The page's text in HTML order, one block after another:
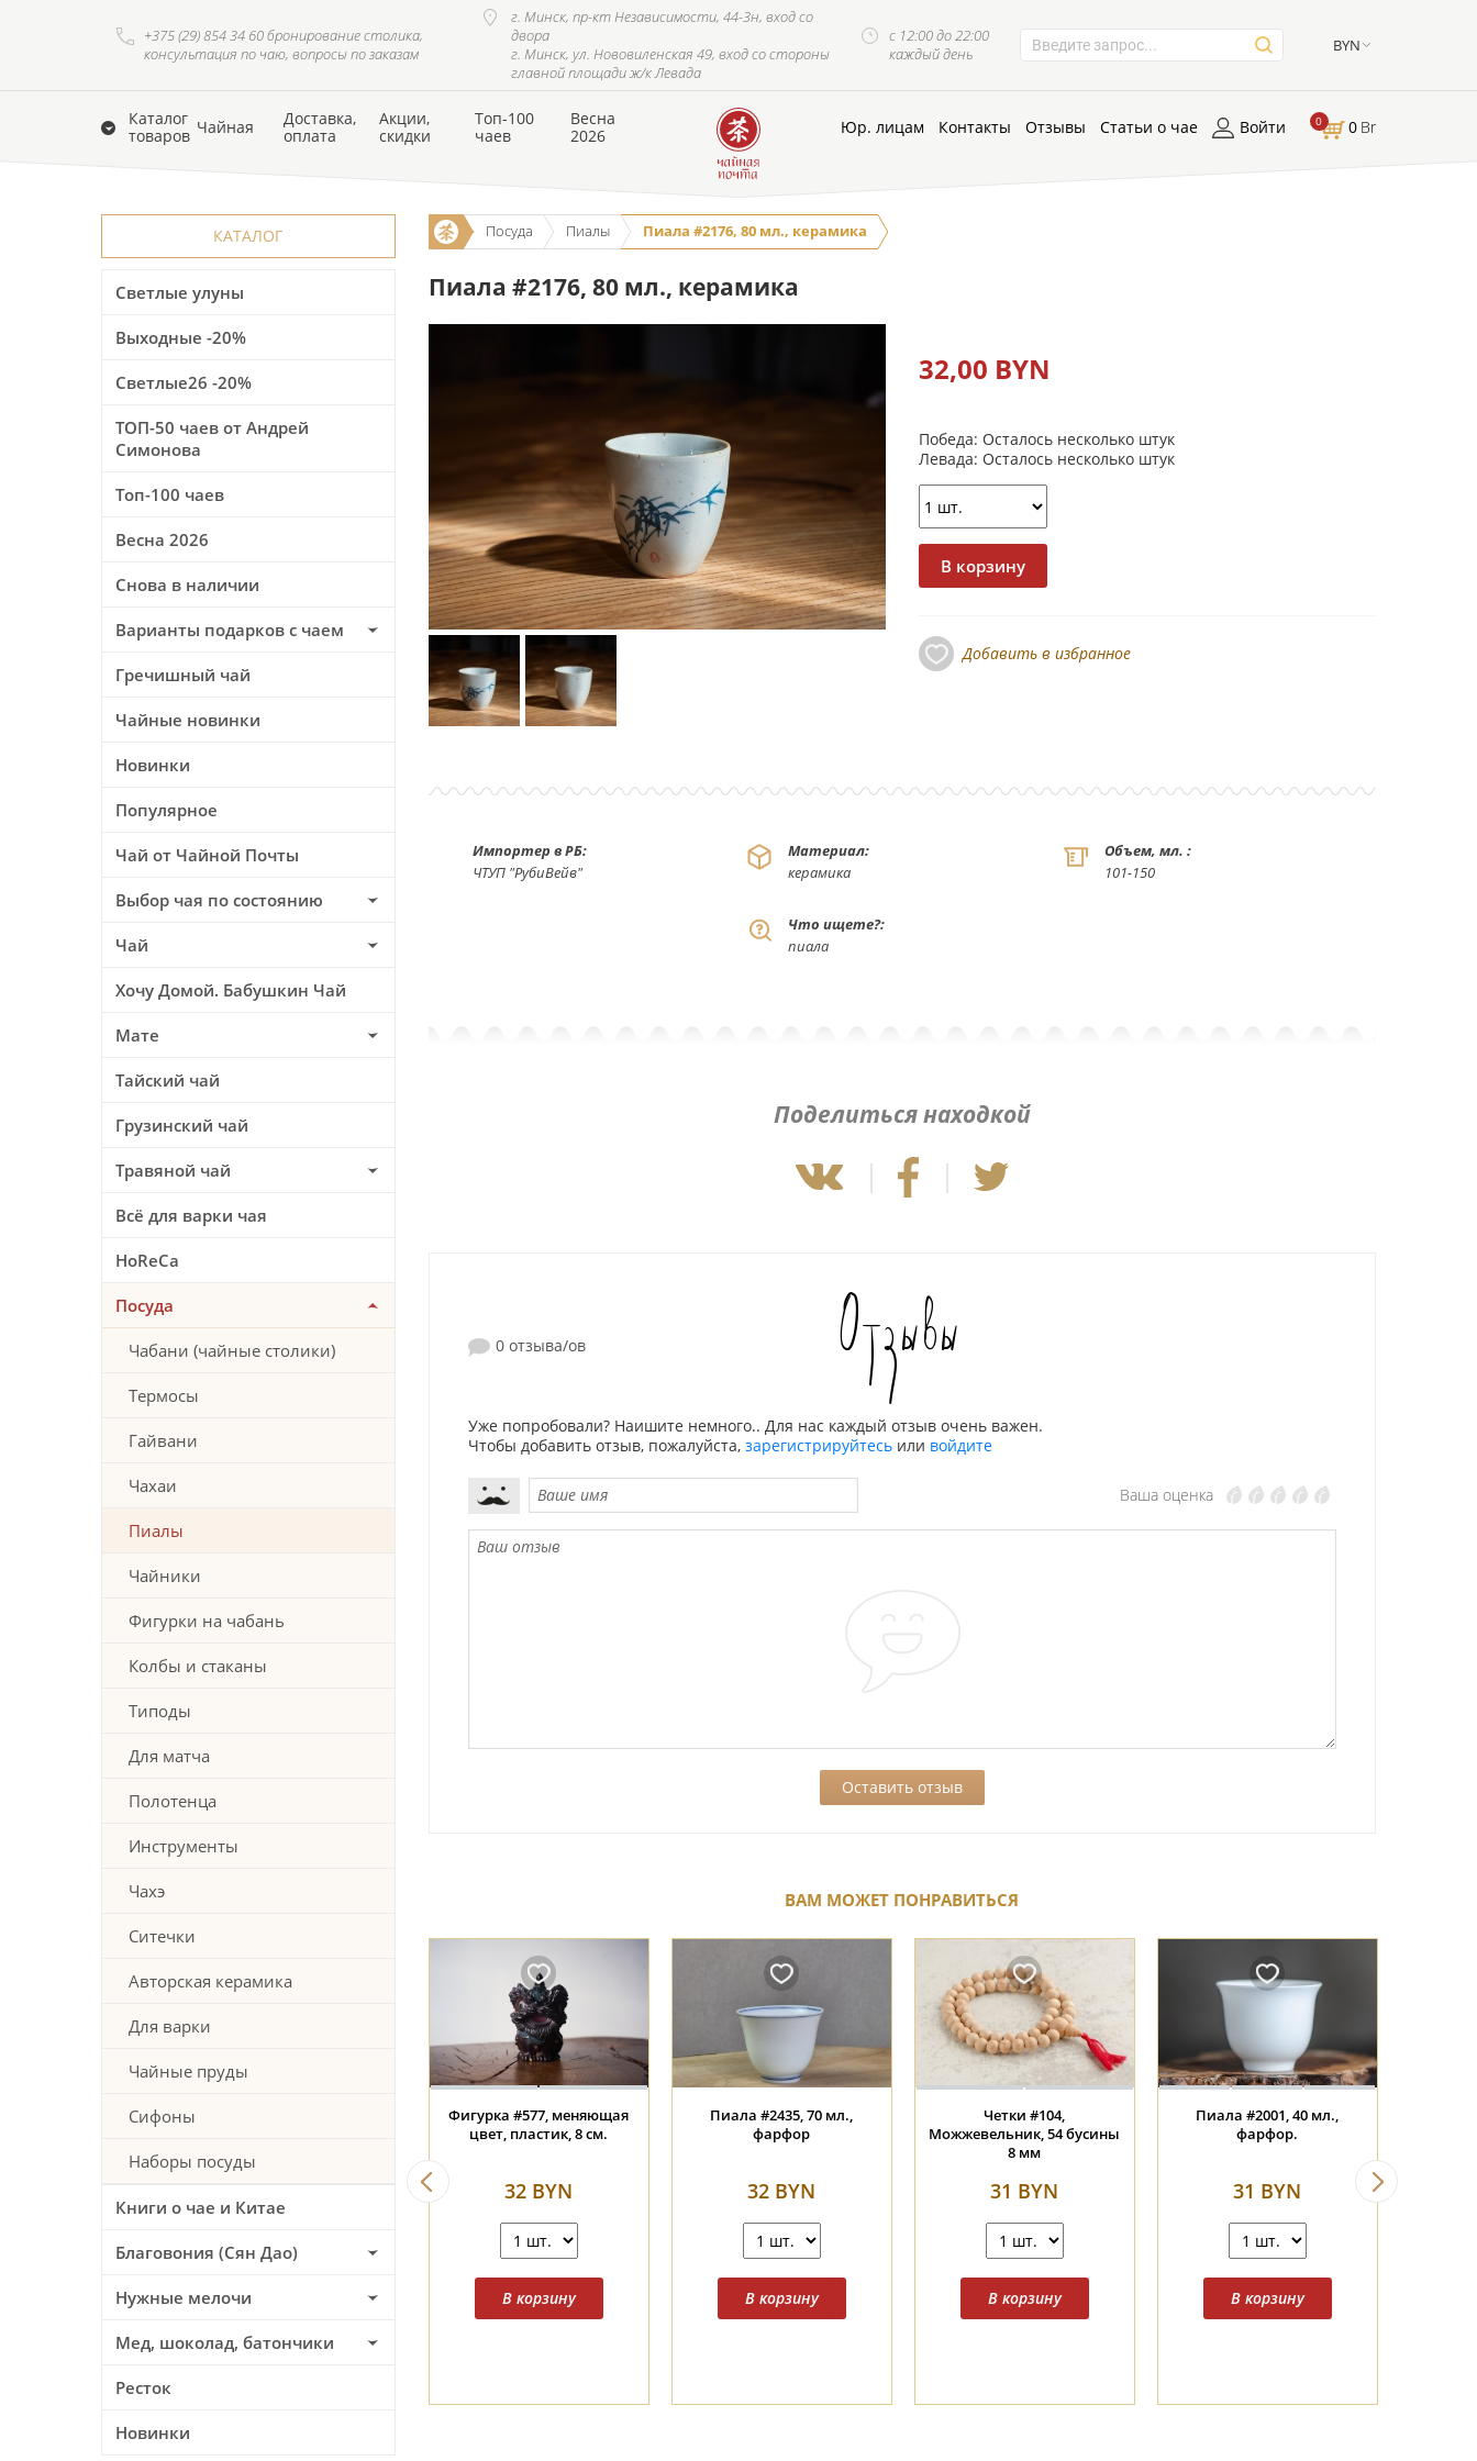
+375 (29) 854 34 60 бронирование столика,
консультация по чаю, вопросы по заказам
г. Минск, пр-кт Независимости, 44-3н, вход со
двора
г. Минск, ул. Нововиленская 49, вход со стороны
главной площади ж/к Левада
с 12:00 до 22:00
каждый день
BYN
Каталог
товаров Чайная
Доставка,
оплата
Акции,
скидки
Топ-100
чаев
Весна
2026
Юр. лицам Контакты Отзывы Статьи о чае Войти 0 0 Br
КАТАЛОГ
Светлые улуны
Выходные -20%
Светлые26 -20%
ТОП-50 чаев от Андрей
Симонова
Топ-100 чаев
Весна 2026
Снова в наличии
Варианты подарков с чаем
Гречишный чай
Чайные новинки
Новинки
Популярное
Чай от Чайной Почты
Выбор чая по состоянию
Чай
Хочу Домой. Бабушкин Чай
Мате
Тайский чай
Грузинский чай
Травяной чай
Всё для варки чая
HoReCa
Посуда
Чабани (чайные столики)
Термосы
Гайвани
Чахаи
Пиалы
Чайники
Фигурки на чабань
Колбы и стаканы
Типоды
Для матча
Полотенца
Инструменты
Чахэ
Ситечки
Авторская керамика
Для варки
Чайные пруды
Сифоны
Наборы посуды
Книги о чае и Китае
Благовония (Сян Дао)
Нужные мелочи
Мед, шоколад, батончики
Ресток
Новинки
Посуда Пиалы Пиала #2176, 80 мл., керамика
Пиала #2176, 80 мл., керамика
32,00 BYN
Победа: Осталось несколько штук
Левада: Осталось несколько штук
Добавить в избранное
Импортер в РБ:
ЧТУП "РубиВейв"
Материал:
керамика
Объем, мл. :
101-150
Что ищете?:
пиала
Поделиться находкой
0 отзыва/ов Отзывы
Уже попробовали? Наишите немного.. Для нас каждый отзыв очень важен.
Чтобы добавить отзыв, пожалуйста, зарегистрируйтесьили войдите
Ваша оценка
ВАМ МОЖЕТ ПОНРАВИТЬСЯ
210мл., стекло
Фигурка #577, меняющая
цвет, пластик, 8 см.
32 BYN
Пиала #2435, 70 мл.,
фарфор
32 BYN
Четки #104,
Можжевельник, 54 бусины
8 мм
31 BYN
Пиала #2001, 40 мл.,
фарфор.
31 BYN